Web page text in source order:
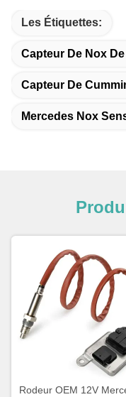
Les Étiquettes:
Capteur De Nox
Capteur De
Mercedes Nox
Rodeur OEM 12V